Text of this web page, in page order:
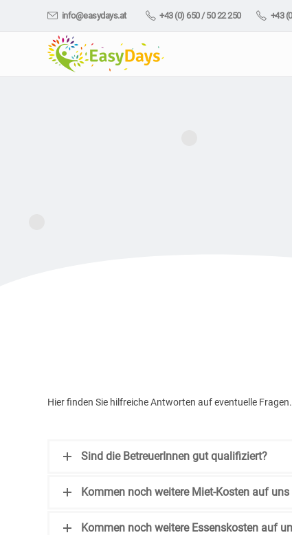
info@easydays.at +43 (0) 650 / 50 22 250 +43
Hier finden Sie hilfreiche Antworten auf eventuelle
Sind die BetreuerInnen gut qualifiziert?
Kommen noch weitere Miet-Kosten auf uns
Kommen noch weitere Essenskosten auf